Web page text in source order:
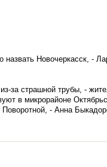
Новочеркасск, -
за страшной трубы, -
в микрорайоне
- Анна